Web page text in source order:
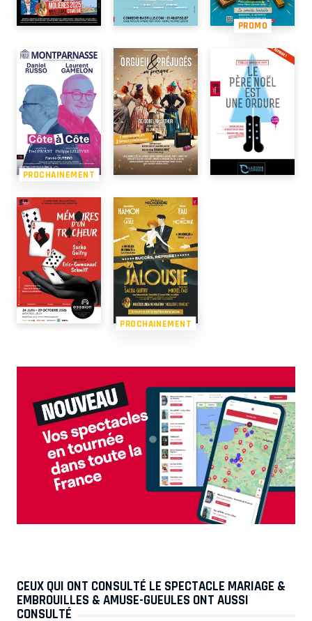
PROMO
PROCHAINEMENT
PROCHAINEMENT
CEUX QUI ONT CONSULTÉ LE SPECTACLE MARIAGE &
EMBROUILLES & AMUSE-GUEULES ONT AUSSI
CONSULTÉ